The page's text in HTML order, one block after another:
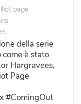
page
della serie
come è stato
Hargravees,
Page
#ComingOut